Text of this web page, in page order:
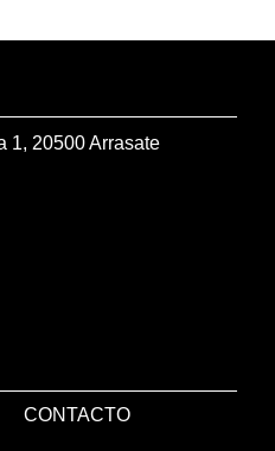
1, 20500 Arrasate
CONTACTO